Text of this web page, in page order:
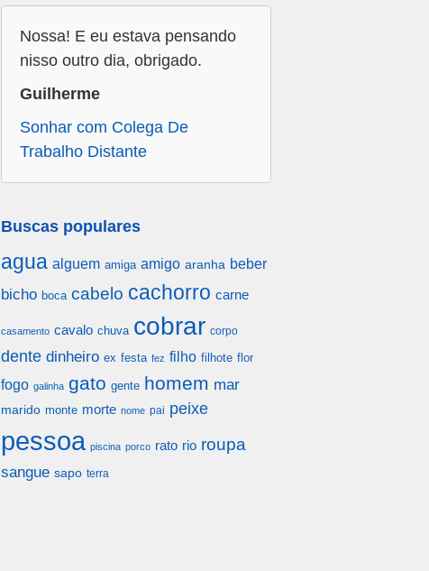
Nossa! E eu estava pensando
nisso outro dia, obrigado.
Guilherme
Sonhar com Colega De
Trabalho Distante
Buscas populares
agua alguem amiga amigo aranha beber
bicho boca cabelo cachorro carne
casamento cavalo chuva cobrar corpo
dente dinheiro ex festa fez filho filhote flor
fogo galinha gato gente homem mar
marido monte morte nome pai peixe
pessoa piscina porco rato rio roupa
sangue sapo terra